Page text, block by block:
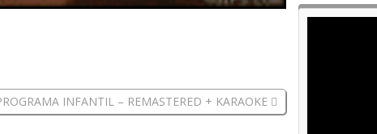
INFANTIL – REMASTERED + KARAOKE